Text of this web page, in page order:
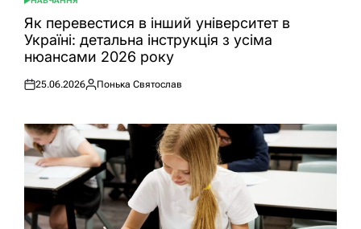
ОПУБЛІКУВАТИ
УЯк перевестися в інший університет в
Україні: детальна інструкція з усіма
нюансами 2026 року
Оприлюднено
25.06.2026
Опубліковано
Понька Святослав